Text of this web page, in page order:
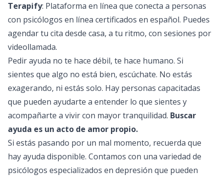
Terapify: Plataforma en línea que conecta a personas
con psicólogos en línea certificados en español. Puedes
agendar tu cita desde casa, a tu ritmo, con sesiones por
videollamada.
Pedir ayuda no te hace débil, te hace humano. Si
sientes que algo no está bien, escúchate. No estás
exagerando, ni estás solo. Hay personas capacitadas
que pueden ayudarte a entender lo que sientes y
acompañarte a vivir con mayor tranquilidad. Buscar
ayuda es un acto de amor propio.
Si estás pasando por un mal momento, recuerda que
hay ayuda disponible. Contamos con una variedad de
psicólogos especializados en depresión que pueden